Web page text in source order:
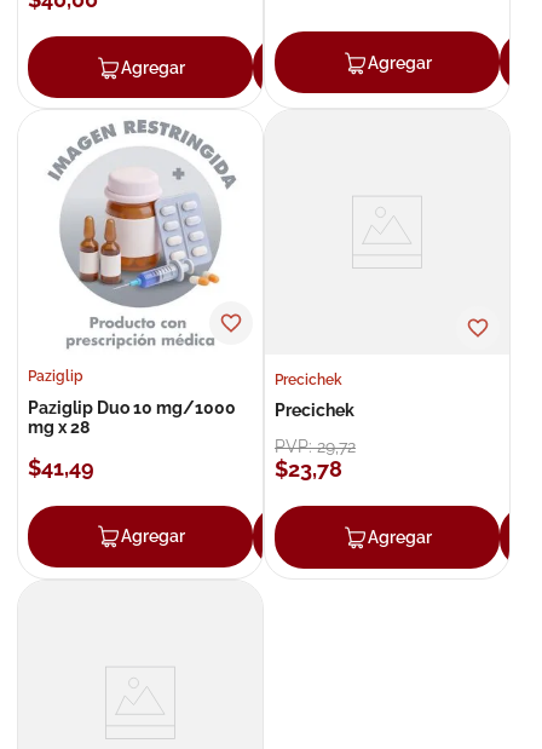
Agregar Agregar
Agregar
Paziglip
Paziglip Duo 10 mg/1000
mg x 28
$41,49
Agregar Agregar
Precichek
Precichek
PVP:29,72
$23,78
Agregar